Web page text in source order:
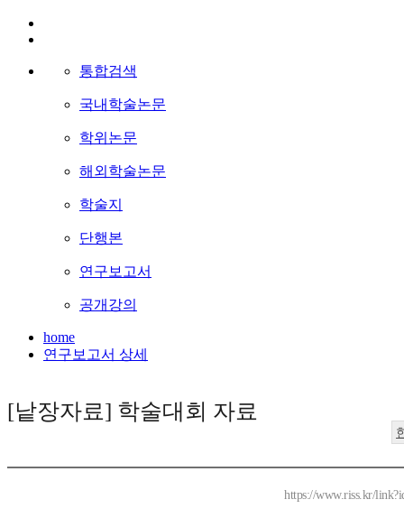
통합검색
국내학술논문
학위논문
해외학술논문
학술지
단행본
연구보고서
공개강의
home
연구보고서 상세
[낱장자료] 학술대회 자료
https://www.riss.kr/